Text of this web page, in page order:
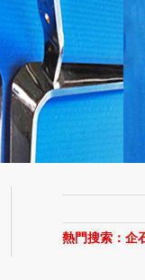
熱門搜索： 企